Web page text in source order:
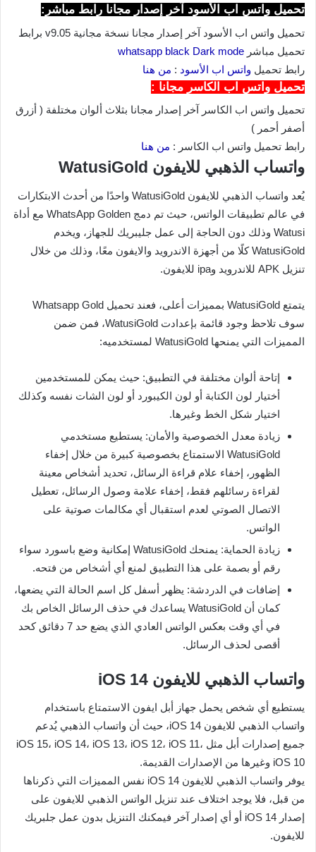
تحميل واتس اب الأسود آخر إصدار مجانا رابط مباشر:
تحميل واتس اب الأسود آخر إصدار مجانا نسخة مجانية v9.05 برابط
تحميل مباشر whatsapp black Dark mode
رابط تحميل واتس اب الأسود : من هنا
تحميل واتس اب الكاسر مجانا :
تحميل واتس اب الكاسر آخر إصدار مجانا بثلاث ألوان مختلفة ( أزرق
أصفر أحمر )
رابط تحميل واتس اب الكاسر : من هنا
واتساب الذهبي للايفون WatusiGold
يُعد واتساب الذهبي للايفون WatusiGold واحدًا من أحدث الابتكارات
في عالم تطبيقات الواتس، حيث تم دمج WhatsApp Golden مع أداة
Watusi وذلك دون الحاجة إلى عمل جليبريك للجهاز، ويخدم
WatusiGold كلًا من أجهزة الاندرويد والايفون معًا، وذلك من خلال
تنزيل APK للاندرويد وipa للايفون.
يتمتع WatusiGold بمميزات أعلى، فعند تحميل Whatsapp Gold
سوف تلاحظ وجود قائمة بإعدادت WatusiGold، فمن ضمن
المميزات التي يمنحها WatusiGold لمستخدميه:
إتاحة ألوان مختلفة في التطبيق: حيث يمكن للمستخدمين
أختيار لون الكتابة أو لون الكيبورد أو لون الشات نفسه وكذلك
اختيار شكل الخط وغيرها.
زيادة معدل الخصوصية والأمان: يستطيع مستخدمي
WatusiGold الاستمتاع بخصوصية كبيرة من خلال إخفاء
الظهور، إخفاء علام قراءة الرسائل، تحديد أشخاص معينة
لقراءة رسائلهم فقط، إخفاء علامة وصول الرسائل، تعطيل
الاتصال الصوتي لعدم استقبال أي مكالمات صوتية على
الواتس.
زيادة الحماية: يمنحك WatusiGold إمكانية وضع باسورد سواء
رقم أو بصمة على هذا التطبيق لمنع أي أشخاص من فتحه.
إضافات في الدردشة: يظهر أسفل كل اسم الحالة التي يضعها،
كمان أن WatusiGold يساعدك في حذف الرسائل الخاص بك
في أي وقت بعكس الواتس العادي الذي يضع حد 7 دقائق كحد
أقصى لحذف الرسائل.
واتساب الذهبي للايفون iOS 14
يستطيع أي شخص يحمل جهاز أبل ايفون الاستمتاع باستخدام
واتساب الذهبي للايفون iOS 14، حيث أن واتساب الذهبي يُدعم
جميع إصدارات أبل مثل iOS 15، iOS 14، iOS 13، iOS 12، iOS 11،
iOS 10 وغيرها من الإصدارات القديمة.
يوفر واتساب الذهبي للايفون iOS 14 نفس المميزات التي ذكرناها
من قبل، فلا يوجد اختلاف عند تنزيل الواتس الذهبي للايفون على
إصدار iOS 14 أو أي إصدار آخر فيمكنك التنزيل بدون عمل جلبريك
للايفون.